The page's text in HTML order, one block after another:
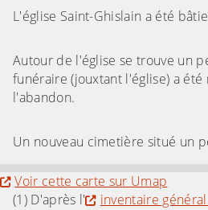
L'église Saint-Ghislain a été
Autour de l'église se trouve un
funéraire (jouxtant l'église) a
l'abandon.
Un nouveau cimetière situé un
Evitez la carte interactive
Voir cette carte sur Umap
(1) D'après l'
inventaire